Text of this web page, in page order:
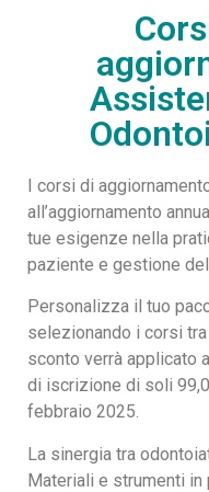
I corsi di
all’aggiornamento
tue esigenze nella
paziente e gestione
Personalizza il tuo
selezionando i corsi
sconto verrà applicato
di iscrizione di soli
febbraio 2025.
La sinergia tra
Materiali e strumenti